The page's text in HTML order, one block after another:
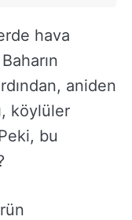
hava
aniden
köylüler
bu